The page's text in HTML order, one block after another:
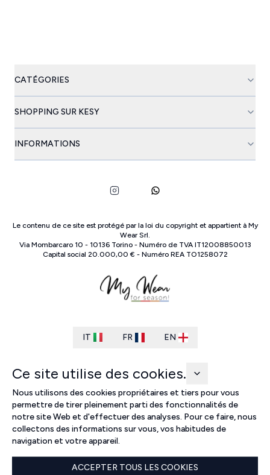
CATÉGORIES
SHOPPING SUR KESY
INFORMATIONS
Le contenu de ce site est protégé par la loi du copyright et appartient à My
Wear Srl.
Via Mombarcaro 10 - 10136 Torino- Numéro de TVA IT12008850013
Capital social 20.000,00 € - Numéro REA TO1258072
IT FR EN
Ce site utilise des cookies.
Nous utilisons des cookies propriétaires et tiers pour vous
permettre de tirer pleinement parti des fonctionnalités de
notre site Web et d'effectuer des analyses. Pour ce faire, nous
collectons des informations sur vous, vos habitudes de
navigation et votre appareil.
ACCEPTER TOUS LES COOKIES